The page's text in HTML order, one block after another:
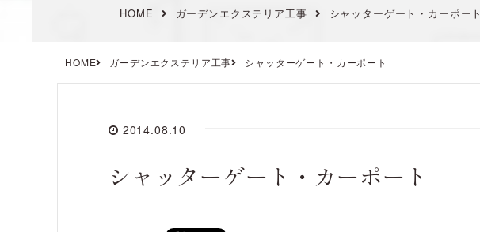
HOME ガーデンエクステリア工事 シャッターゲート・カーポート
HOME ガーデンエクステリア工事 シャッターゲート・カーポート
2014.08.10
シャッターゲート・カーポート